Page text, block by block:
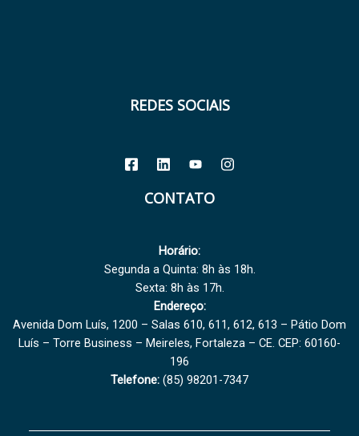
REDES SOCIAIS
CONTATO
Horário:
Segunda a Quinta: 8h às 18h.
Sexta: 8h às 17h.
Endereço:
Avenida Dom Luís, 1200 – Salas 610, 611, 612, 613 – Pátio Dom
Luís – Torre Business – Meireles, Fortaleza – CE. CEP: 60160-
196
Telefone: (85) 98201-7347